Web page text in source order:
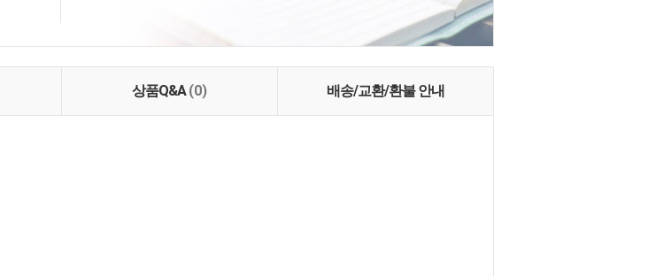
상품Q&A(0) 배송/교환/환불 안내